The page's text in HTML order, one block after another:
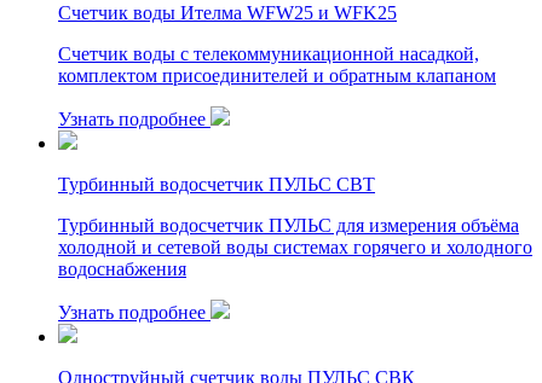
Счетчик воды Ителма WFW25 и WFK25
Счетчик воды с телекоммуникационной насадкой,
комплектом присоединителей и обратным клапаном
Узнать подробнее
Турбинный водосчетчик ПУЛЬС СВТ
Турбинный водосчетчик ПУЛЬС для измерения объёма
холодной и сетевой воды системах горячего и холодного
водоснабжения
Узнать подробнее
Одноструйный счетчик воды ПУЛЬС СВК